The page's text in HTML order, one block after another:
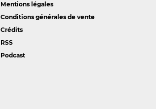
Mentions légales
Conditions générales de vente
Crédits
RSS
Podcast